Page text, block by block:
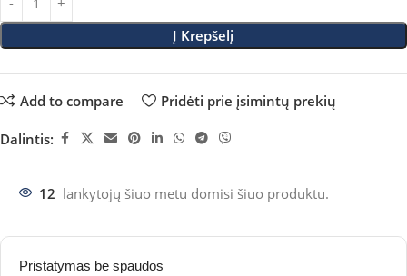
Į Krepšelį
Add to compare Pridėti prie įsimintų prekių
Dalintis:
12 lankytojų šiuo metu domisi šiuo produktu.
Pristatymas be spaudos